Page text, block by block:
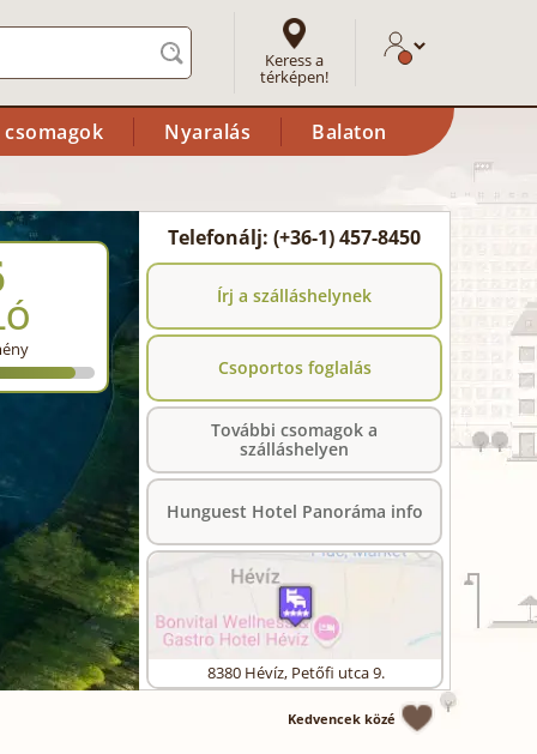
Keress a
térképen!
csomagok Nyaralás Balaton
Telefonálj: (+36-1) 457-8450
Írj a szálláshelynek
Csoportos foglalás
További csomagok a
szálláshelyen
Hunguest Hotel Panoráma info
8380 Hévíz, Petőfi utca 9.
Kedvencek közé